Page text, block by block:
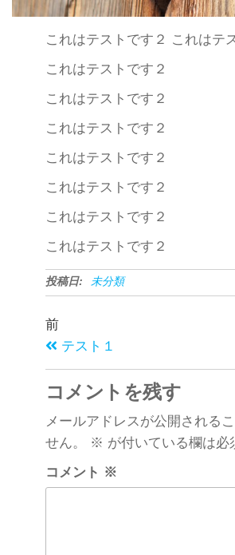
これはテストです２ これはテ
これはテストです２
これはテストです２
これはテストです２
これはテストです２
これはテストです２
これはテストです２
これはテストです２
投稿日: 未分類
前
テスト１
コメントを残す
メールアドレスが公開される
せん。
※ が付いている欄は必
コメント ※